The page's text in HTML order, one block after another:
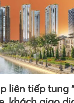
liên tiếp tung